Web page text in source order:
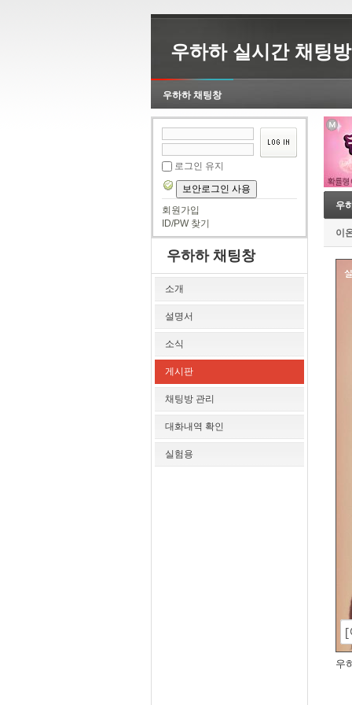
우하하 실시간 채팅방
우하하 채팅창
로그인 유지
보안로그인 사용
회원가입
ID/PW 찾기
우하하 채팅창
소개
설명서
소식
게시판
채팅방 관리
대화내역 확인
실험용
우
이
우